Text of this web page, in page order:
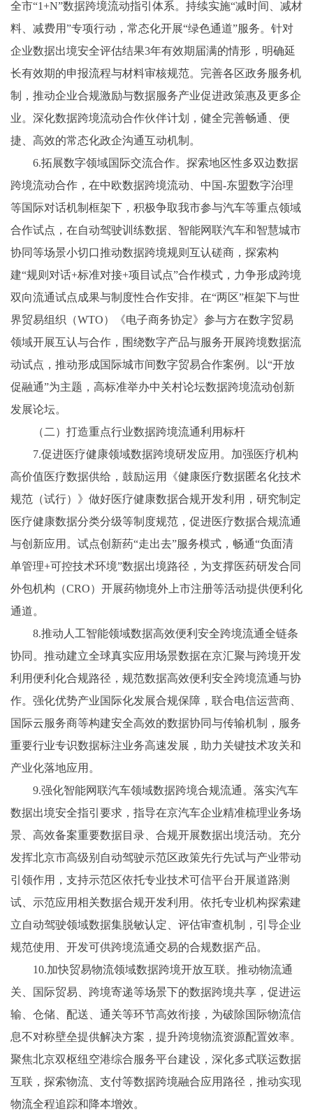
全市“1+N”数据跨境流动指引体系。持续实施“减时间、减材
料、减费用”专项行动，常态化开展“绿色通道”服务。针对
企业数据出境安全评估结果3年有效期届满的情形，明确延
长有效期的申报流程与材料审核规范。完善各区政务服务机
制，推动企业合规激励与数据服务产业促进政策惠及更多企
业。深化数据跨境流动合作伙伴计划，健全完善畅通、便
捷、高效的常态化政企沟通互动机制。
6.拓展数字领域国际交流合作。探索地区性多双边数据
跨境流动合作，在中欧数据跨境流动、中国-东盟数字治理
等国际对话机制框架下，积极争取我市参与汽车等重点领域
合作试点，在自动驾驶训练数据、智能网联汽车和智慧城市
协同等场景小切口推动数据跨境规则互认磋商，探索构
建“规则对话+标准对接+项目试点”合作模式，力争形成跨境
双向流通试点成果与制度性合作安排。在“两区”框架下与世
界贸易组织（WTO）《电子商务协定》参与方在数字贸易
领域开展互认与合作，围绕数字产品与服务开展跨境数据流
动试点，推动形成国际城市间数字贸易合作案例。以“开放
促融通”为主题，高标准举办中关村论坛数据跨境流动创新
发展论坛。
（二）打造重点行业数据跨境流通利用标杆
7.促进医疗健康领域数据跨境研发应用。加强医疗机构
高价值医疗数据供给，鼓励运用《健康医疗数据匿名化技术
规范（试行）》做好医疗健康数据合规开发利用，研究制定
医疗健康数据分类分级等制度规范，促进医疗数据合规流通
与创新应用。试点创新药“走出去”服务模式，畅通“负面清
单管理+可控技术环境”数据出境路径，为支撑医药研发合同
外包机构（CRO）开展药物境外上市注册等活动提供便利化
通道。
8.推动人工智能领域数据高效便利安全跨境流通全链条
协同。推动建立全球真实应用场景数据在京汇聚与跨境开发
利用便利化合规路径，规范数据高效便利安全跨境流通与协
作。强化优势产业国际化发展合规保障，联合电信运营商、
国际云服务商等构建安全高效的数据协同与传输机制，服务
重要行业专识数据标注业务高速发展，助力关键技术攻关和
产业化落地应用。
9.强化智能网联汽车领域数据跨境合规流通。落实汽车
数据出境安全指引要求，指导在京汽车企业精准梳理业务场
景、高效备案重要数据目录、合规开展数据出境活动。充分
发挥北京市高级别自动驾驶示范区政策先行先试与产业带动
引领作用，支持示范区依托专业技术可信平台开展道路测
试、示范应用相关数据合规开发利用。依托专业机构探索建
立自动驾驶领域数据集脱敏认定、评估审查机制，引导企业
规范使用、开发可供跨境流通交易的合规数据产品。
10.加快贸易物流领域数据跨境开放互联。推动物流通
关、国际贸易、跨境寄递等场景下的数据跨境共享，促进运
输、仓储、配送、通关等环节高效衔接，为破除国际物流信
息不对称壁垒提供解决方案，提升跨境物流资源配置效率。
聚焦北京双枢纽空港综合服务平台建设，深化多式联运数据
互联，探索物流、支付等数据跨境融合应用路径，推动实现
物流全程追踪和降本增效。